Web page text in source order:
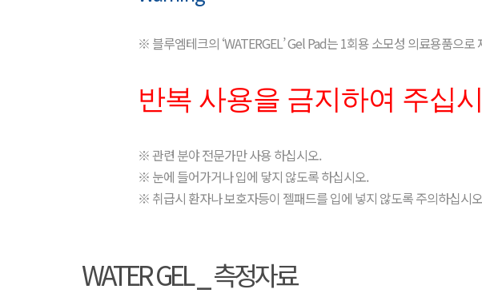
※ 블루엠테크의 ‘WATERGEL’ Gel Pad는 1회용 소모성 의료용품으
반복 사용을 금지하여 주십
※ 관련 분야 전문가만 사용 하십시오.
※ 눈에 들어가거나 입에 닿지 않도록 하십시오.
※ 취급시 환자나 보호자등이 젤패드를 입에 넣지 않도록 주의하십시
WATER GEL _ 측정자료